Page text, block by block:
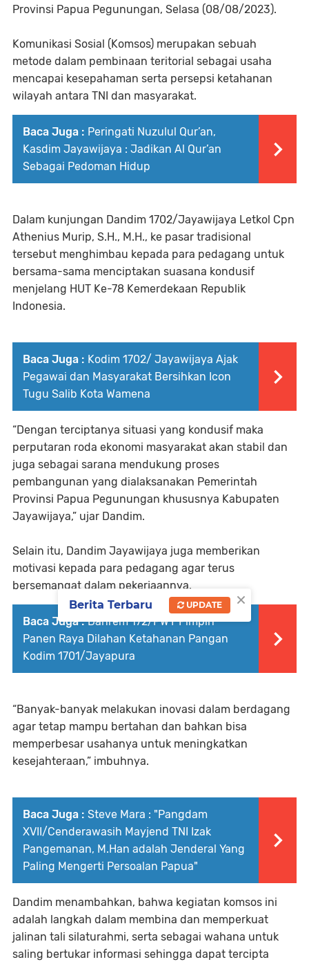
Provinsi Papua Pegunungan, Selasa (08/08/2023).
Komunikasi Sosial (Komsos) merupakan sebuah
metode dalam pembinaan teritorial sebagai usaha
mencapai kesepahaman serta persepsi ketahanan
wilayah antara TNI dan masyarakat.
Baca Juga : Peringati Nuzulul Qur’an,
Kasdim Jayawijaya : Jadikan Al Qur’an
Sebagai Pedoman Hidup
Dalam kunjungan Dandim 1702/Jayawijaya Letkol Cpn
Athenius Murip, S.H., M.H., ke pasar tradisional
tersebut menghimbau kepada para pedagang untuk
bersama-sama menciptakan suasana kondusif
menjelang HUT Ke-78 Kemerdekaan Republik
Indonesia.
Baca Juga : Kodim 1702/ Jayawijaya Ajak
Pegawai dan Masyarakat Bersihkan Icon
Tugu Salib Kota Wamena
“Dengan terciptanya situasi yang kondusif maka
perputaran roda ekonomi masyarakat akan stabil dan
juga sebagai sarana mendukung proses
pembangunan yang dialaksanakan Pemerintah
Provinsi Papua Pegunungan khususnya Kabupaten
Jayawijaya,” ujar Dandim.
Selain itu, Dandim Jayawijaya juga memberikan
motivasi kepada para pedagang agar terus
bersemangat dalam pekerjaannya.
Baca Juga : Danrem 172/PWY Pimpin
Panen Raya Dilahan Ketahanan Pangan
Kodim 1701/Jayapura
“Banyak-banyak melakukan inovasi dalam berdagang
agar tetap mampu bertahan dan bahkan bisa
memperbesar usahanya untuk meningkatkan
kesejahteraan,” imbuhnya.
Baca Juga : Steve Mara : "Pangdam
XVII/Cenderawasih Mayjend TNI Izak
Pangemanan, M.Han adalah Jenderal Yang
Paling Mengerti Persoalan Papua"
Dandim menambahkan, bahwa kegiatan komsos ini
adalah langkah dalam membina dan memperkuat
jalinan tali silaturahmi, serta sebagai wahana untuk
saling bertukar informasi sehingga dapat tercipta
×
Berita Terbaru UPDATE